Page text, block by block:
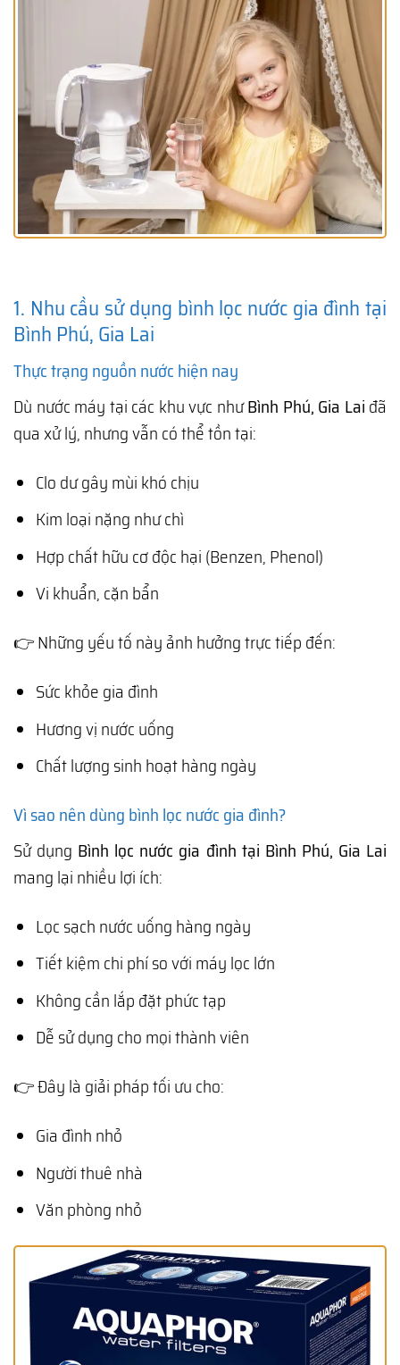
1. Nhu cầu sử dụng bình lọc nước gia đình tại
Bình Phú, Gia Lai
Thực trạng nguồn nước hiện nay
Dù nước máy tại các khu vực nhưBình Phú, Gia Lai đã
qua xử lý, nhưng vẫn có thể tồn tại:
Clo dư gây mùi khó chịu
Kim loại nặng như chì
Hợp chất hữu cơ độc hại (Benzen, Phenol)
Vi khuẩn, cặn bẩn
👉 Những yếu tố này ảnh hưởng trực tiếp đến:
Sức khỏe gia đình
Hương vị nước uống
Chất lượng sinh hoạt hàng ngày
Vì sao nên dùng bình lọc nước gia đình?
Sử dụng Bình lọc nước gia đình tại Bình Phú, Gia Lai
mang lại nhiều lợi ích:
Lọc sạch nước uống hàng ngày
Tiết kiệm chi phí so với máy lọc lớn
Không cần lắp đặt phức tạp
Dễ sử dụng cho mọi thành viên
👉 Đây là giải pháp tối ưu cho:
Gia đình nhỏ
Người thuê nhà
Văn phòng nhỏ